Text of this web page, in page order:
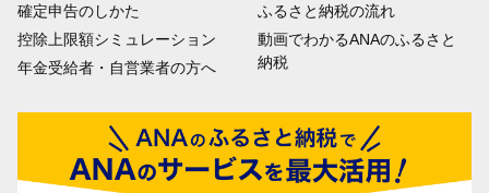
確定申告のしかた
控除上限額シミュレーション
年金受給者・自営業者の方へ
ふるさと納税の流れ
動画でわかるANAのふるさと
納税